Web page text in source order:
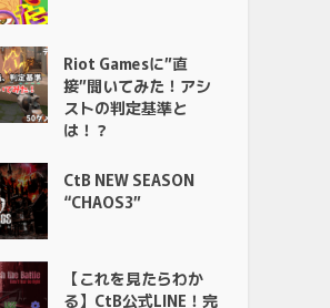
Riot Gamesに”直
接”聞いてみた！アシ
ストの判定基準と
は！？
CtB NEW SEASON
“CHAOS3”
【これを見たらわか
る】CtB公式LINE！完